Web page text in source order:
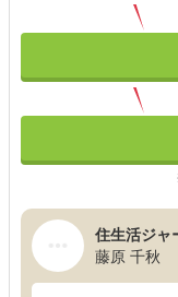
住生活ジャ
藤原 千秋